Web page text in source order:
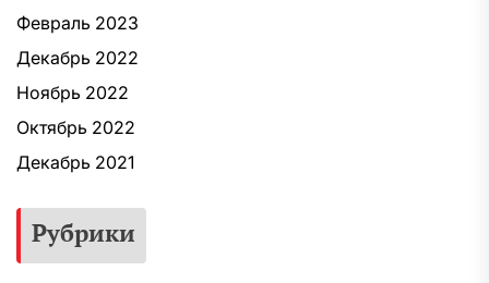
Февраль 2023
Декабрь 2022
Ноябрь 2022
Октябрь 2022
Декабрь 2021
Рубрики